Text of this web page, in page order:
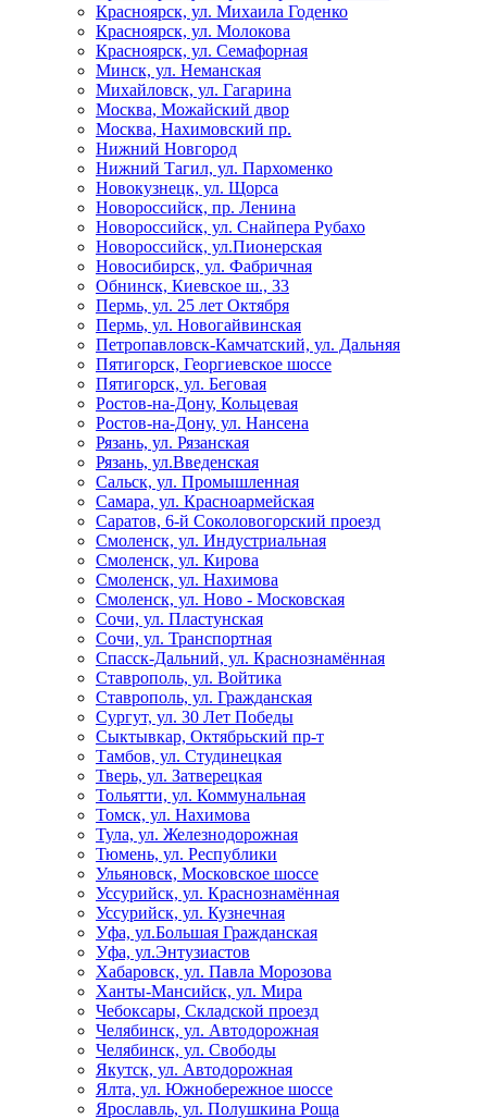
Красноярск, ул. Михаила Годенко
Красноярск, ул. Молокова
Красноярск, ул. Семафорная
Минск, ул. Неманская
Михайловск, ул. Гагарина
Москва, Можайский двор
Москва, Нахимовский пр.
Нижний Новгород
Нижний Тагил, ул. Пархоменко
Новокузнецк, ул. Щорса
Новороссийск, пр. Ленина
Новороссийск, ул. Снайпера Рубахо
Новороссийск, ул.Пионерская
Новосибирск, ул. Фабричная
Обнинск, Киевское ш., 33
Пермь, ул. 25 лет Октября
Пермь, ул. Новогайвинская
Петропавловск-Камчатский, ул. Дальняя
Пятигорск, Георгиевское шоссе
Пятигорск, ул. Беговая
Ростов-на-Дону, Кольцевая
Ростов-на-Дону, ул. Нансена
Рязань, ул. Рязанская
Рязань, ул.Введенская
Сальск, ул. Промышленная
Самара, ул. Красноармейская
Саратов, 6-й Соколовогорский проезд
Смоленск, ул. Индустриальная
Смоленск, ул. Кирова
Смоленск, ул. Нахимова
Смоленск, ул. Ново - Московская
Сочи, ул. Пластунская
Сочи, ул. Транспортная
Спасск-Дальний, ул. Краснознамённая
Ставрополь, ул. Войтика
Ставрополь, ул. Гражданская
Сургут, ул. 30 Лет Победы
Сыктывкар, Октябрьский пр-т
Тамбов, ул. Студинецкая
Тверь, ул. Затверецкая
Тольятти, ул. Коммунальная
Томск, ул. Нахимова
Тула, ул. Железнодорожная
Тюмень, ул. Республики
Ульяновск, Московское шоссе
Уссурийск, ул. Краснознамённая
Уссурийск, ул. Кузнечная
Уфа, ул.Большая Гражданская
Уфа, ул.Энтузиастов
Хабаровск, ул. Павла Морозова
Ханты-Мансийск, ул. Мира
Чебоксары, Складской проезд
Челябинск, ул. Автодорожная
Челябинск, ул. Свободы
Якутск, ул. Автодорожная
Ялта, ул. Южнобережное шоссе
Ярославль, ул. Полушкина Роща